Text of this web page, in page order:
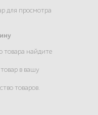
для просмотра
товара найдите
в вашу
товаров.